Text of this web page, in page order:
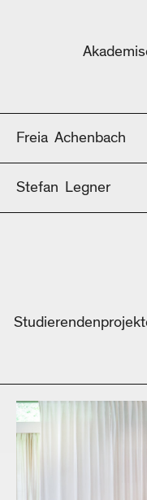
Freia Achenbach
Stefan Legner